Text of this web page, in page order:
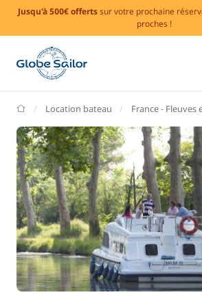
Jusqu'à 500€ offertssur votre prochaine
proches !
GlobeSailor
Location bateau France - Fleuves